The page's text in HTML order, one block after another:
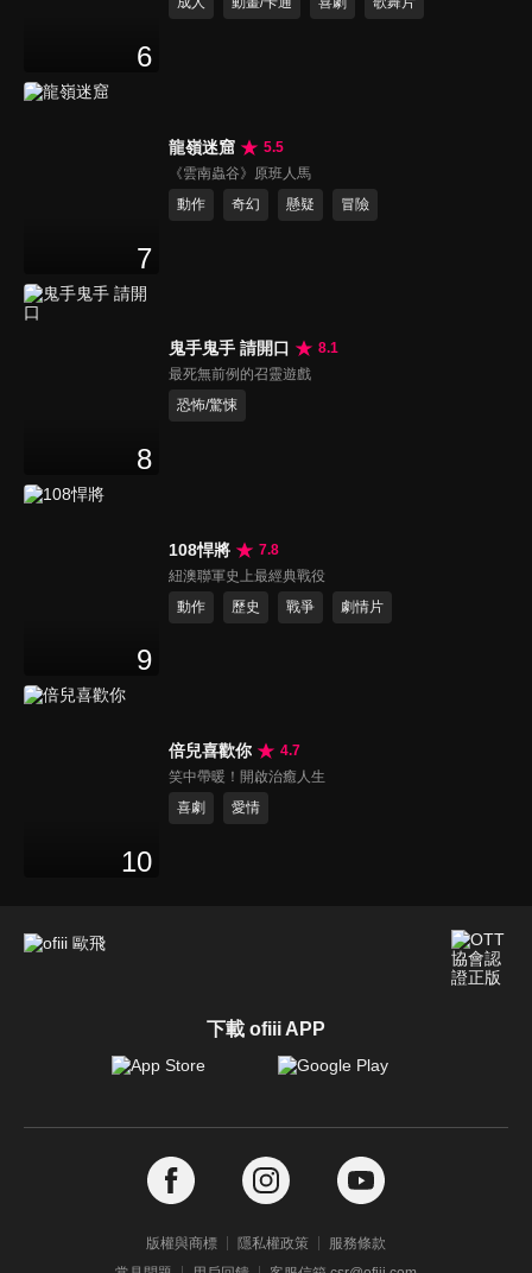
6
7
龍嶺迷窟
5.5
《雲南蟲谷》原班人馬
動作
奇幻 懸疑 冒險
8
鬼手鬼手 請開口
8.1
最死無前例的召靈遊戲
恐怖/驚悚
9
108悍將
7.8
紐澳聯軍史上最經典戰役
動作
歷史 戰爭 劇情片
10
倍兒喜歡你
4.7
笑中帶暖！開啟治癒人生
喜劇
愛情
下載 ofiii APP
版權與商標 隱私權政策
服務條款